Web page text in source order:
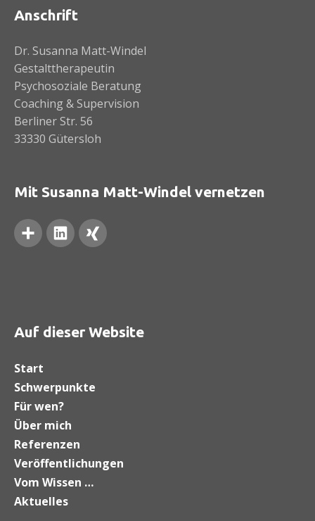
Anschrift
Dr. Susanna Matt-Windel
Gestalttherapeutin
Psychosoziale Beratung
Coaching & Supervision
Berliner Str. 56
33330 Gütersloh
Mit Susanna Matt-Windel vernetzen
Google+LinkedIn
Auf dieser Website
Start
Schwerpunkte
Für wen?
Über mich
Referenzen
Veröffentlichungen
Vom Wissen …
Aktuelles